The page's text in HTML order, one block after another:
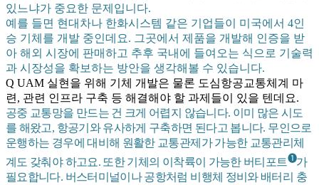
있느냐가 중요한 문제입니다.
예를 들면 현대차나 한화시스템 같은 기업들이 미국에서 4인
승 기체를 개발 중인데요. 그곳에서 제품을 개발해 인증을 받
아 해외 시장에 판매하고 추후 국내에 들여오는 식으로 기술력
과 시장성을 확보하는 방안을 생각해볼 수 있습니다.
Q UAM 실현을 위해 기체 개발은 물론 도심항공교통체계 마
련, 관련 인프라 구축 등 해결해야 할 과제들이 있을 텐데요.
공중 교통망을 만드는 건 크게 어렵지 않습니다. 이미 많은 시도
를 해왔고, 항공기와 유사하게 구축하면 된다고 봅니다. 무인으로
운행하는 경우에 대비해 원활한 교통관제가 가능한 교통관리체
계도 갖춰야 하고요. 또한 기체의 이착륙이 가능한 버티포트❶가
필요합니다. 버스터미널이나 공항처럼 비행체 정비와 배터리 충